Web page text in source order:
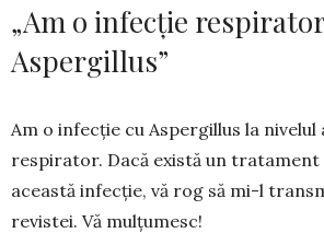
„Am o infecție
Aspergillus”
Am o in­fecție cu Asper­gillus la nivelul
respirator. Dacă exis­tă un
această infecție, vă rog să mi-l
revistei. Vă mulțumesc!